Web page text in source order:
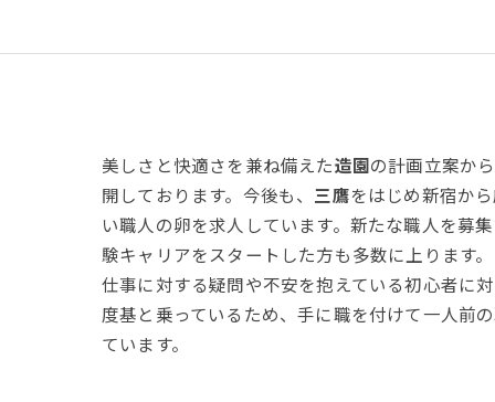
美しさと快適さを兼ね備えた造園 の計画立案か
開しております。今後も、 三鷹をはじめ新宿か
い職人の卵を求人しています。新たな職人を募
験キャリアをスタートした方も多数に上ります。
仕事に対する疑問や不安を抱えている初心者に
度基と乗っているため、手に職を付けて一人前
ています。